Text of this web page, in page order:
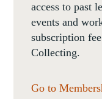
access to past
events and
subscription
Collecting.
Go to